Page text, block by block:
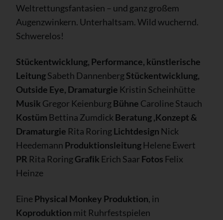
Weltrettungsfantasien – und ganz großem
Augenzwinkern. Unterhaltsam. Wild wuchernd.
Schwerelos!
Stückentwicklung, Performance, künstlerische
LeitungSabeth DannenbergStückentwicklung,
Outside Eye, Dramaturgie Kristin Scheinhütte
Musik Gregor KeienburgBühne Caroline Stauch
Kostüm Bettina Zumdick Beratung ,Konzept &
Dramaturgie Rita RoringLichtdesign Nick
Heedemann Produktionsleitung Helene Ewert
PR Rita RoringGraﬁk Erich SaarFotos Felix
Heinze
EinePhysical Monkey Produktion, in
Koproduktion mit Ruhrfestspielen